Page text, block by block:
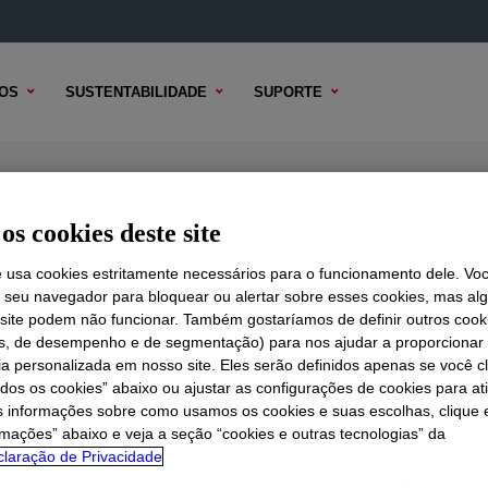
SUSTENTABILIDADE SUPORTE
TÉCNICO OPÇÕES DE AMOSTRA OPÇÕES DE COMPRA
(thermoplastic polyolefin) compounds, offering high
good processing behavior with an excellent stiffness/
cookies deste site
usa cookies estritamente necessários para o funcionamento dele.
navegador para bloquear ou alertar sobre esses cookies, mas
podem não funcionar. Também gostaríamos de definir outros
de desempenho e de segmentação) para nos ajudar a proporcionar
personalizada em nosso site. Eles serão definidos apenas se você
os cookies” abaixo ou ajustar as configurações de cookies para
informações sobre como usamos os cookies e suas escolhas, clique
abaixo e veja a seção “cookies e outras tecnologias” da
de Privacidade